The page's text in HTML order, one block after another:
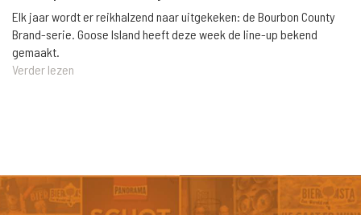
Elk jaar wordt er reikhalzend naar uitgekeken: de Bourbon County
Brand-serie. Goose Island heeft deze week de line-up bekend
gemaakt.
Verder lezen